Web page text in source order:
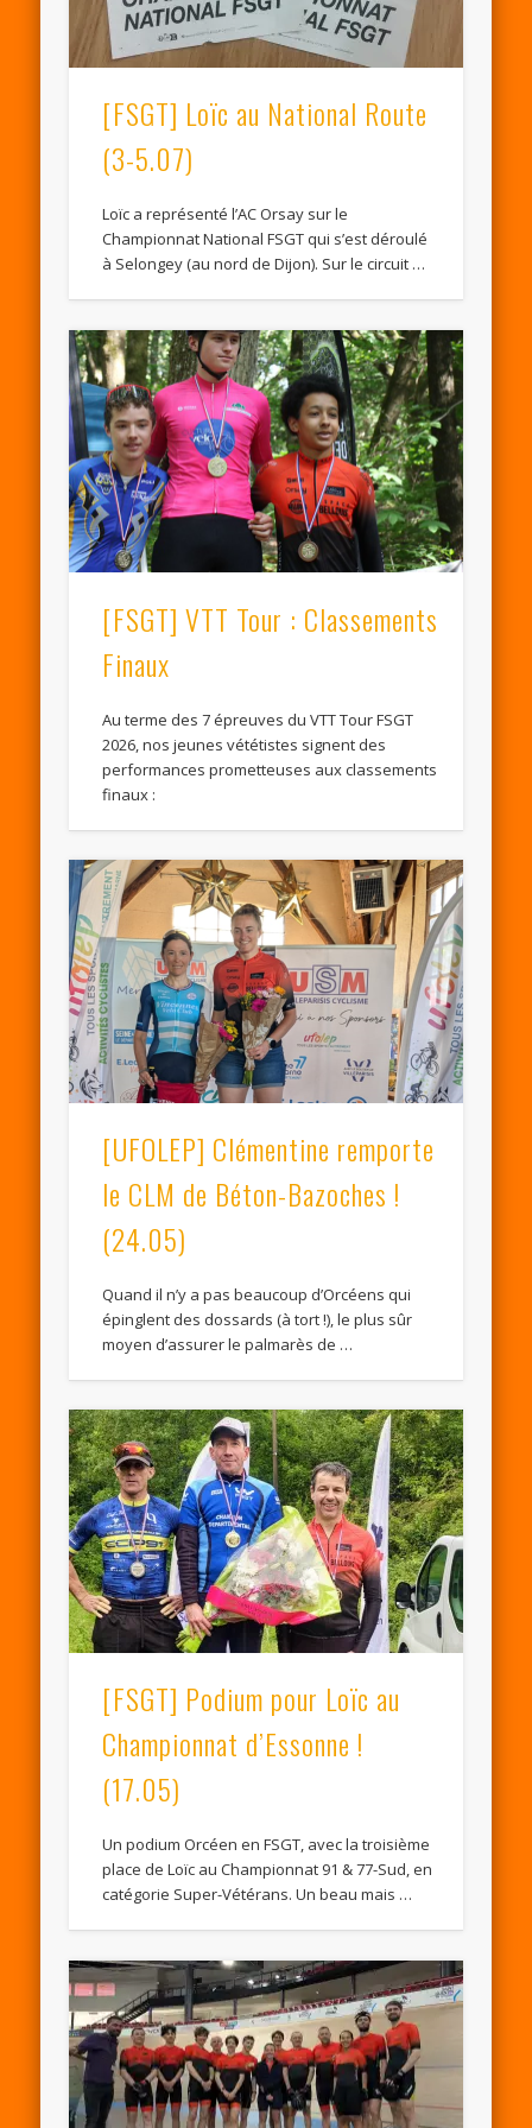
[FSGT] Loïc au National Route
(3-5.07)
Loïc a représenté l’AC Orsay sur le
Championnat National FSGT qui s’est déroulé
à Selongey (au nord de Dijon). Sur le circuit …
[FSGT] VTT Tour : Classements
Finaux
Au terme des 7 épreuves du VTT Tour FSGT
2026, nos jeunes vététistes signent des
performances prometteuses aux classements
finaux :
[UFOLEP] Clémentine remporte
le CLM de Béton-Bazoches !
(24.05)
Quand il n’y a pas beaucoup d’Orcéens qui
épinglent des dossards (à tort !), le plus sûr
moyen d’assurer le palmarès de …
[FSGT] Podium pour Loïc au
Championnat d’Essonne !
(17.05)
Un podium Orcéen en FSGT, avec la troisième
place de Loïc au Championnat 91 & 77-Sud, en
catégorie Super-Vétérans. Un beau mais …